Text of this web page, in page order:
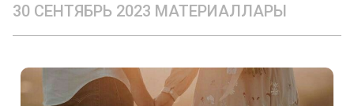
30 СЕНТЯБРЬ 2023 МАТЕРИАЛЛАРЫ